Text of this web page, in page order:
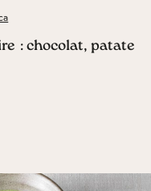
: chocolat, patate